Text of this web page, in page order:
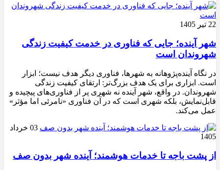
22 تیر 1405
شهر آینده؛ جایی که فناوری در خدمت کیفیت زندگی
شهروندان است
در نگاه آینده‌پژوهانه به شهرها، فناوری دیگر هدف نیست؛ ابزار
است. ابزاری برای یک هدف بزرگ‌تر: ارتقای کیفیت زندگی
شهروندان. در واقع، شهر آینده نه شهری پر از فناوری‌های پیچیده و
قابل‌نمایش، بلکه شهری است که در آن فناوری «نامرئی اما مؤثر»
عمل می‌کند.
03 خرداد
1405
از پشت باجه تا خدمات هوشمند؛ آینده شهر بدون صف